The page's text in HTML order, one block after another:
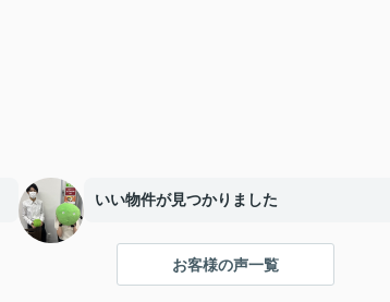
いい物件が見つかりました
お客様の声一覧